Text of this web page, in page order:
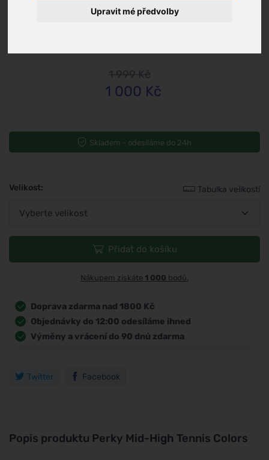
Upravit mé předvolby
Popis produktu Perky Mid-High Tennis Colors
1 999 Kč
1 000 Kč
Skladem - odesíláme do 24h
Velikost: Tabulka velikostí
Přidat do košíku
Nákupem získáte 1 000 bodů.
Doprava zdarma nad 1800 Kč
Objednávky do 12:00 odesíláme ihned
Výměny a vrácení do 90 dnů zdarma
Twitter Facebook